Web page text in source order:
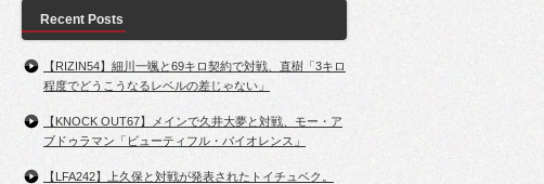
Recent Posts
【RIZIN54】細川一颯と69キロ契約で対戦、直樹「3キロ
程度でどうこうなるレベルの差じゃない」
【KNOCK OUT67】メインで久井大夢と対戦、モー・ア
ブドゥラマン「ビューティフル・バイオレンス」
【LFA242】上久保と対戦が発表されたトイチュベク。